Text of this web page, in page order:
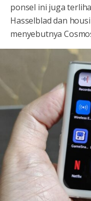
ponsel ini juga
Hasselblad dan
menyebutnya